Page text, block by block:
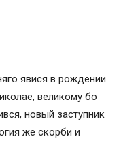
явися в рождении
великому бо
новый заступник
же скорби и